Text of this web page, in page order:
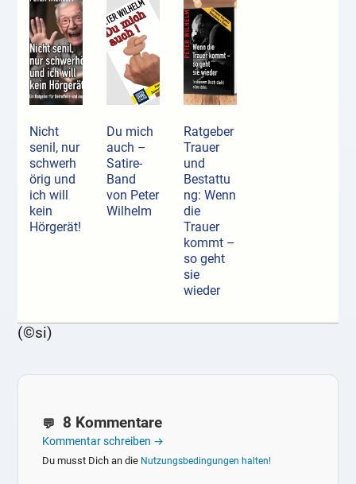
Nicht
senil, nur
schwerh
örig und
ich will
kein
Hörgerät!
Du mich
auch –
Satire-
Band
von Peter
Wilhelm
Ratgeber
Trauer
und
Bestattu
ng: Wenn
die
Trauer
kommt –
so geht
sie
wieder
(©si)
8 Kommentare
Kommentar schreiben →
Du musst Dich an die Nutzungsbedingungen halten!